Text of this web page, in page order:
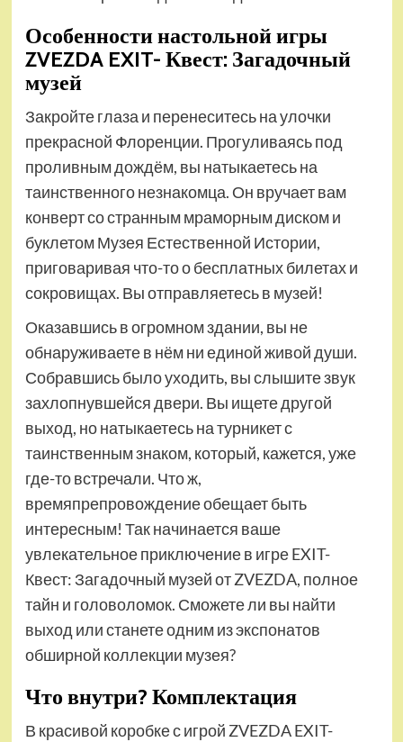
Особенности настольной игры
ZVEZDA EXIT- Квест: Загадочный
музей
Закройте глаза и перенеситесь на улочки
прекрасной Флоренции. Прогуливаясь под
проливным дождём, вы натыкаетесь на
таинственного незнакомца. Он вручает вам
конверт со странным мраморным диском и
буклетом Музея Естественной Истории,
приговаривая что-то о бесплатных билетах и
сокровищах. Вы отправляетесь в музей!
Оказавшись в огромном здании, вы не
обнаруживаете в нём ни единой живой души.
Собравшись было уходить, вы слышите звук
захлопнувшейся двери. Вы ищете другой
выход, но натыкаетесь на турникет с
таинственным знаком, который, кажется, уже
где-то встречали. Что ж,
времяпрепровождение обещает быть
интересным! Так начинается ваше
увлекательное приключение в игре EXIT-
Квест: Загадочный музей от ZVEZDA, полное
тайн и головоломок. Сможете ли вы найти
выход или станете одним из экспонатов
обширной коллекции музея?
Что внутри? Комплектация
В красивой коробке с игрой ZVEZDA EXIT-